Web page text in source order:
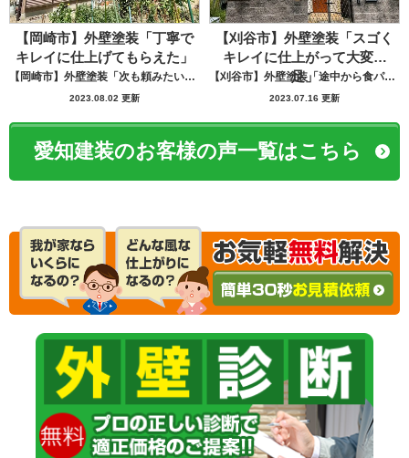
【岡崎市】外壁塗装「丁寧で
キレイに仕上げてもらえた」
【岡崎市】外壁塗装「次も頼みたいと思う」
2023.08.02 更新
【刈谷市】外壁塗装「スゴく
キレイに仕上がって大変満
足」
【刈谷市】外壁塗装「途中から食パンばかり持ってきてパン屋さんかと思いました笑」
2023.07.16 更新
愛知建装のお客様の声一覧はこちら